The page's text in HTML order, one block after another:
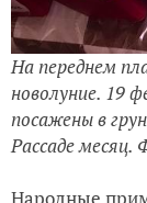
На переднем
новолуние. 19
посажены в
Рассаде
Народные